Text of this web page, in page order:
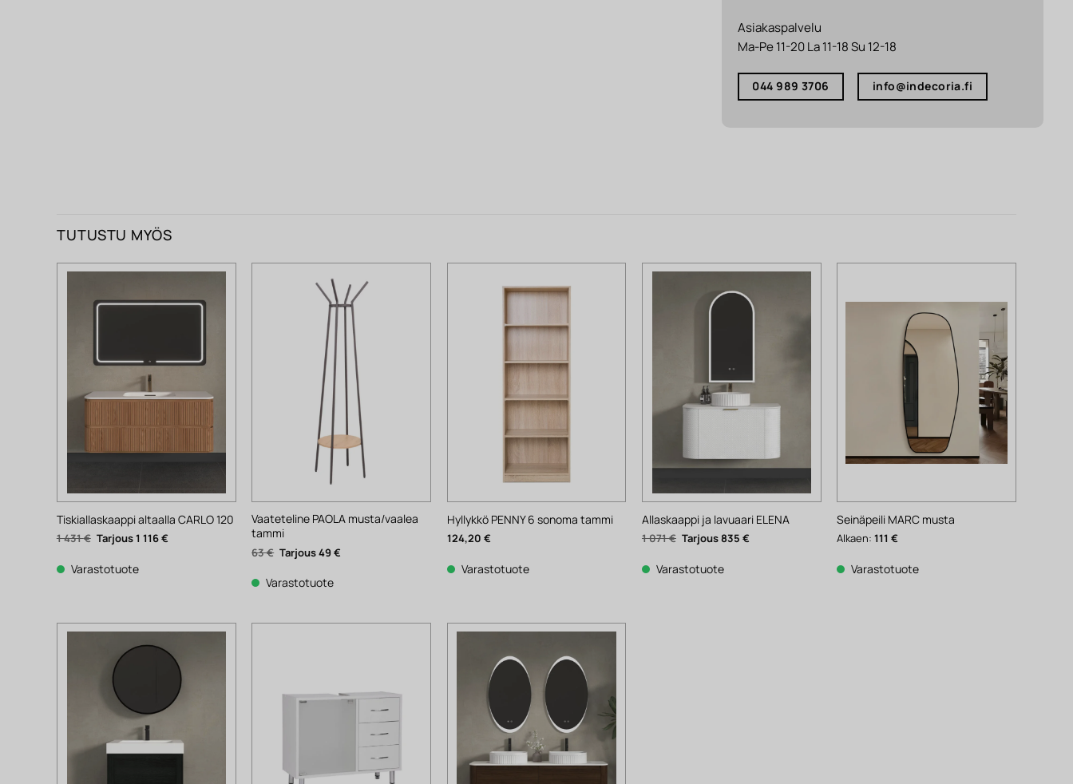
Asiakaspalvelu
Ma-Pe 11-20 La 11-18 Su 12-18
044 989 3706 info@indecoria.fi
TUTUSTU MYÖS
Tiskiallaskaappi altaalla CARLO 120
1 431€ Alkuperäinen
hinta
1
431 €.
1 116€Nykyinen
hinta
Varastotuote
Vaateteline PAOLA musta/vaalea
tammi
63€ Alkuperäinen
hinta
63 €.
49€
Varastotuote
Hyllykkö PENNY 6 sonoma tammi
124,20 €
Varastotuote
Allaskaappi ja lavuaari ELENA
1 071€ Alkuperäinen
hinta
1
071 €.
835 €Nykyinen
hinta
Varastotuote
Seinäpeili MARC musta
Alkaen:111€
Varastotuote